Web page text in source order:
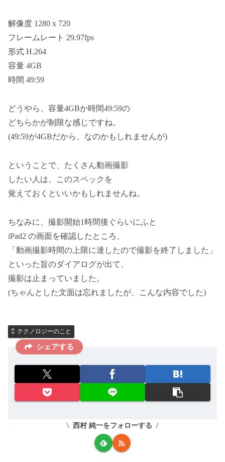
解像度 1280 x 720
フレームレート 29.97fps
形式 H.264
容量 4GB
時間 49:59
どうやら、容量4GBか時間49:59の
どちらかが制限な感じですね。
(49:59が4GBだから、なのかもしれませんが)
ということで、たくさん動画撮影
したい人は、このスペックを
覚えておくといいかもしれませんね。
ちなみに、撮影開始1時間後ぐらいにふと
iPad2 の画面を確認したところ、
「動画撮影時間の上限に達したので撮影を終了しました」
といった旨のダイアログが出て、
撮影は止まっていました。
(ちゃんとした文面は忘れましたが、こんな内容でした)
テクノロジーのこと
シェアする
西村 純一をフォローする